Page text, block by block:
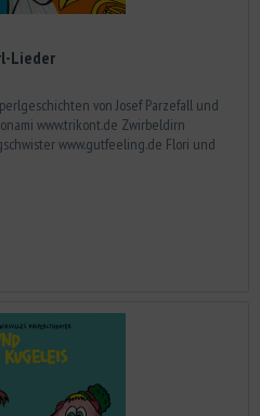
Lieder
von Josef Parzefall und
www.trikont.de Zwirbeldirn
www.gutfeeling.de Flori und